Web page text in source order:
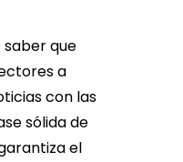
que
a
con las
sólida de
el